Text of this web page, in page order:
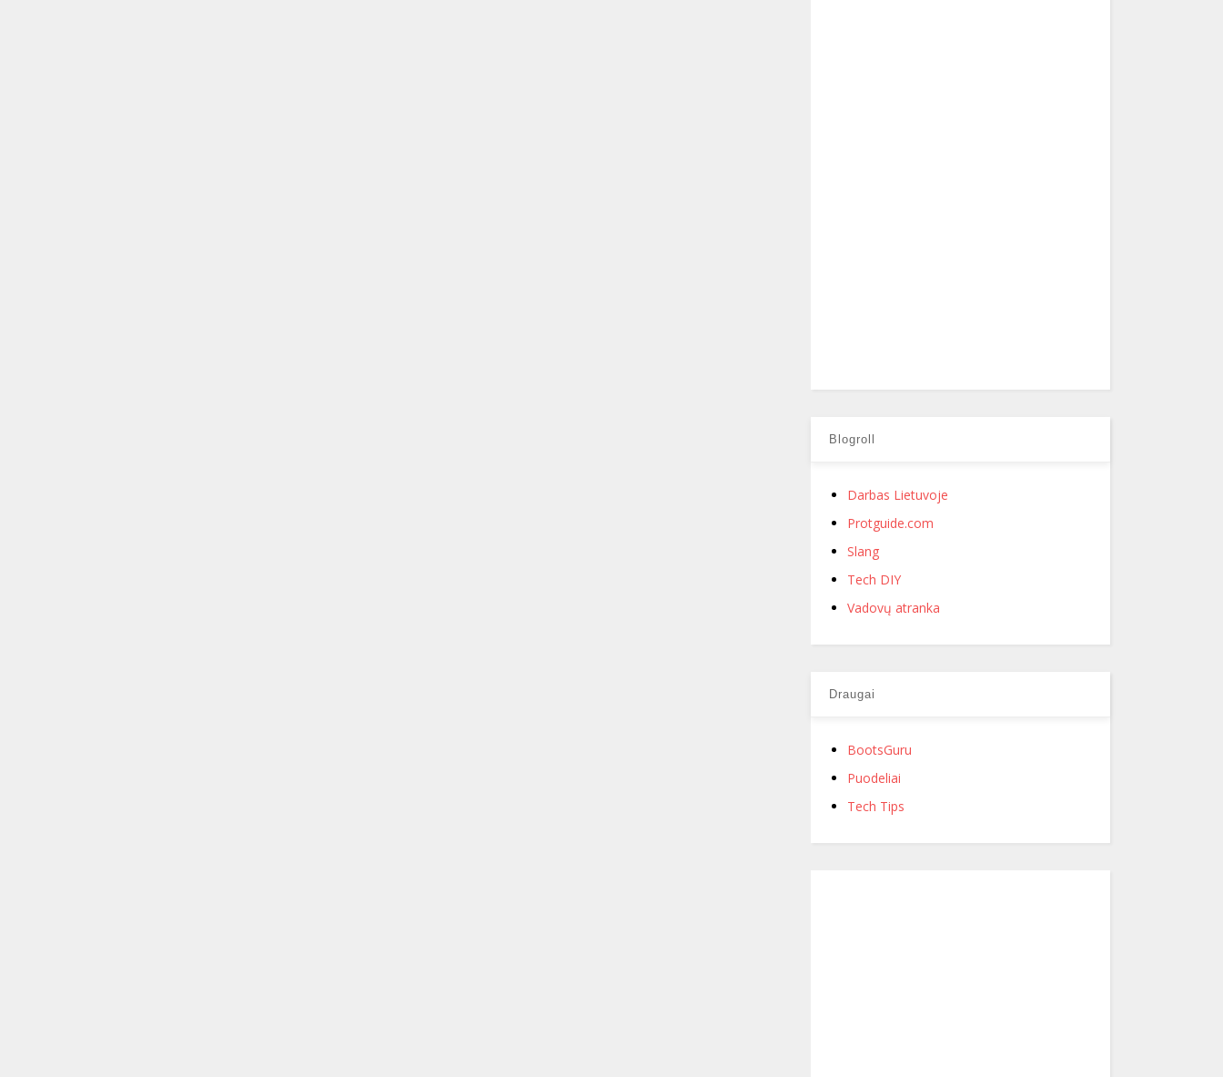
Blogroll
Darbas Lietuvoje
Protguide.com
Slang
Tech DIY
Vadovų atranka
Draugai
BootsGuru
Puodeliai
Tech Tips